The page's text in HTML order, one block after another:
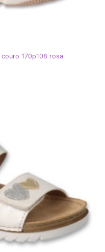
170p108 rosa